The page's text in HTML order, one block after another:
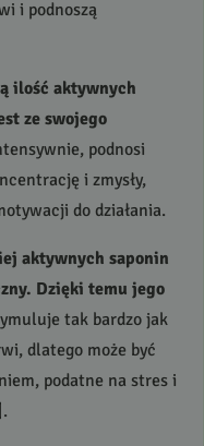
i podnoszą
ilość aktywnych
ze swojego
podnosi
i zmysły,
do działania.
aktywnych saponin
Dzięki temu jego
tak bardzo jak
dlatego może być
podatne na stres i